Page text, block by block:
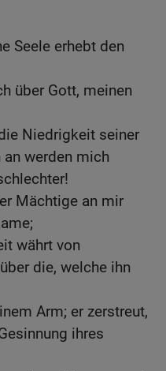
Seele erhebt den
über Gott, meinen
Niedrigkeit seiner
an werden mich
Mächtige an mir
währt von
die, welche ihn
Arm; er zerstreut,
ihres